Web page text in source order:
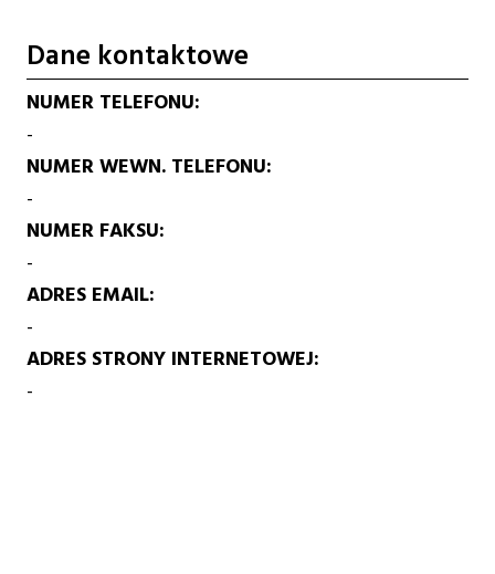
Dane kontaktowe
NUMER TELEFONU
-
NUMER WEWN. TELEFONU
-
NUMER FAKSU
-
ADRES EMAIL
-
ADRES STRONY INTERNETOWEJ
-